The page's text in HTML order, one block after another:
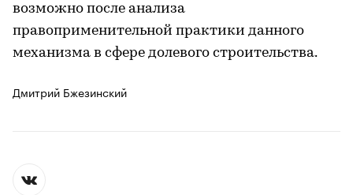
возможно после анализа
правоприменительной практики данного
механизма в сфере долевого строительства.
Дмитрий Бжезинский